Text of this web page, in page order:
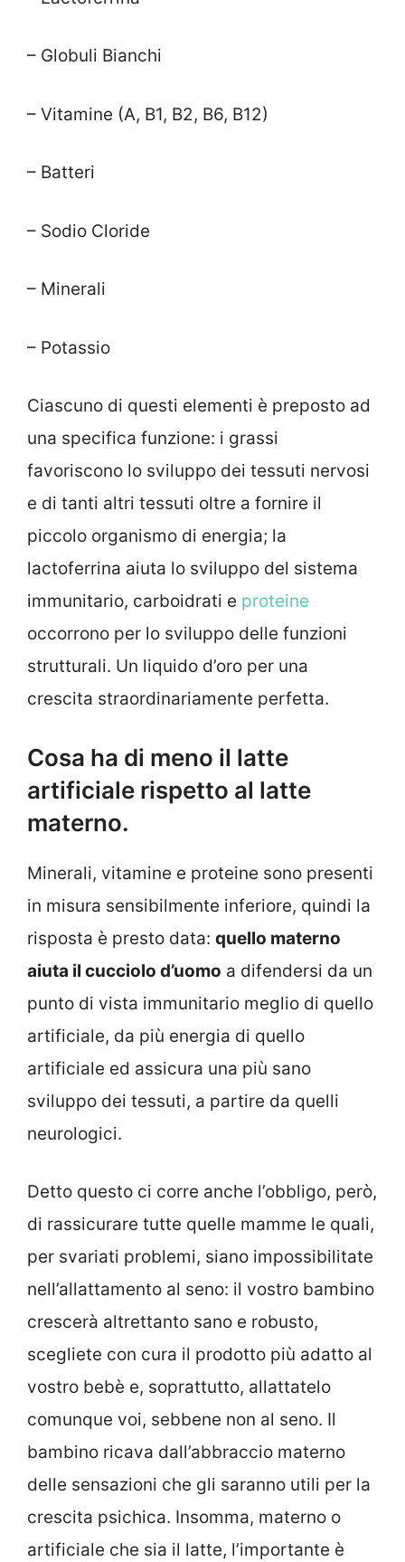
– Globuli Bianchi
– Vitamine (A, B1, B2, B6, B12)
– Batteri
– Sodio Cloride
– Minerali
– Potassio
Ciascuno di questi elementi è preposto ad
una specifica funzione: i grassi
favoriscono lo sviluppo dei tessuti nervosi
e di tanti altri tessuti oltre a fornire il
piccolo organismo di energia; la
lactoferrina aiuta lo sviluppo del sistema
immunitario, carboidrati e proteine
occorrono per lo sviluppo delle funzioni
strutturali. Un liquido d’oro per una
crescita straordinariamente perfetta.
Cosa ha di meno il latte
artificiale rispetto al latte
materno.
Minerali, vitamine e proteine sono presenti
in misura sensibilmente inferiore, quindi la
risposta è presto data: quello materno
aiuta il cucciolo d’uomo a difendersi da un
punto di vista immunitario meglio di quello
artificiale, da più energia di quello
artificiale ed assicura una più sano
sviluppo dei tessuti, a partire da quelli
neurologici.
Detto questo ci corre anche l’obbligo, però,
di rassicurare tutte quelle mamme le quali,
per svariati problemi, siano impossibilitate
nell’allattamento al seno: il vostro bambino
crescerà altrettanto sano e robusto,
scegliete con cura il prodotto più adatto al
vostro bebè e, soprattutto, allattatelo
comunque voi, sebbene non al seno. Il
bambino ricava dall’abbraccio materno
delle sensazioni che gli saranno utili per la
crescita psichica. Insomma, materno o
artificiale che sia il latte, l’importante è